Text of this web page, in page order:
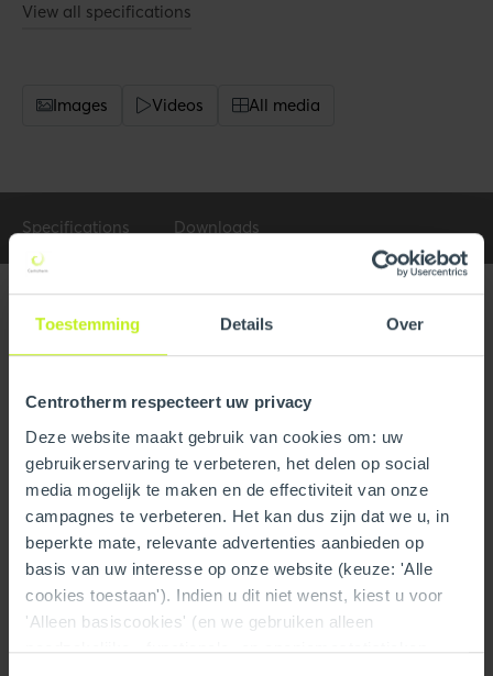
Toestemming Details Over
Centrotherm respecteert uw privacy
Deze website maakt gebruik van cookies om: uw
gebruikerservaring te verbeteren, het delen op social
media mogelijk te maken en de effectiviteit van onze
campagnes te verbeteren. Het kan dus zijn dat we u, in
beperkte mate, relevante advertenties aanbieden op
basis van uw interesse op onze website (keuze: 'Alle
cookies toestaan'). Indien u dit niet wenst, kiest u voor
'Alleen basiscookies' (en we gebruiken alleen
noodzakelijke-, functionele- en anoniemestatistieken
View all specifications
Images Videos All media
Specifications Downloads
Specifications
Product Name 4" x 70" Rain Cap Kit
Part number 250407208180
GTIN 0810017293926
Technical
Material PPs